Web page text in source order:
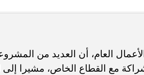
العام، أن العديد من
مع القطاع الخاص، مشيرا